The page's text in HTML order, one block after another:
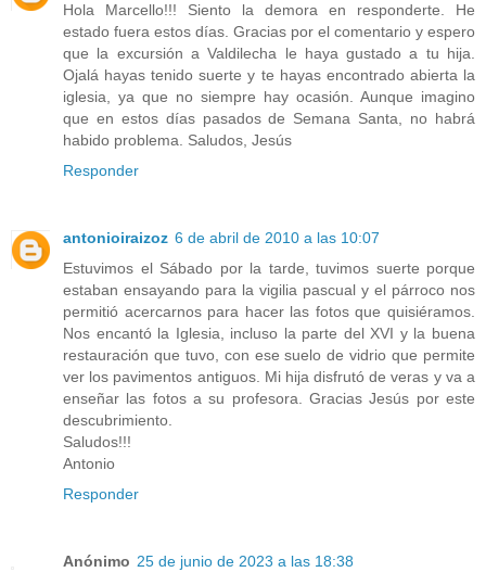
Hola Marcello!!! Siento la demora en responderte. He
estado fuera estos días. Gracias por el comentario y espero
que la excursión a Valdilecha le haya gustado a tu hija.
Ojalá hayas tenido suerte y te hayas encontrado abierta la
iglesia, ya que no siempre hay ocasión. Aunque imagino
que en estos días pasados de Semana Santa, no habrá
habido problema. Saludos, Jesús
Responder
antonioiraizoz 6 de abril de 2010 a las 10:07
Estuvimos el Sábado por la tarde, tuvimos suerte porque
estaban ensayando para la vigilia pascual y el párroco nos
permitió acercarnos para hacer las fotos que quisiéramos.
Nos encantó la Iglesia, incluso la parte del XVI y la buena
restauración que tuvo, con ese suelo de vidrio que permite
ver los pavimentos antiguos. Mi hija disfrutó de veras y va a
enseñar las fotos a su profesora. Gracias Jesús por este
descubrimiento.
Saludos!!!
Antonio
Responder
Anónimo 25 de junio de 2023 a las 18:38